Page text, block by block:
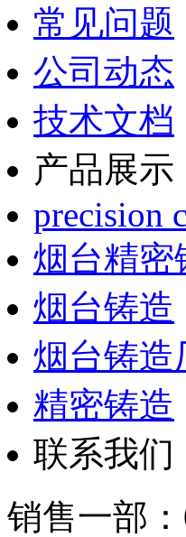
常见问题
公司动态
技术文档
产品展示
precision
烟台精密
烟台铸造
烟台铸造
精密铸造
联系我们
销售一部